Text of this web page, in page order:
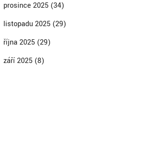
prosince 2025 (34)
listopadu 2025 (29)
října 2025 (29)
září 2025 (8)